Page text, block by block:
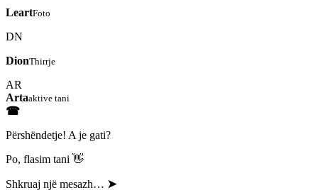
LeartFoto
DN
DionThirrje
AR
Artaaktive tani
☎
Përshëndetje! A je gati?
Po, flasim tani 👋
Shkruaj një mesazh… ➤